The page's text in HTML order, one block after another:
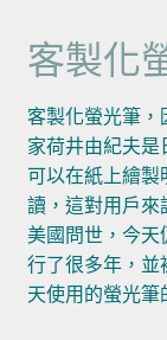
客製化
客製化螢光筆
家荷井由紀夫
可以在紙上繪
讀，這對用戶
美國問世，今天
行了很多年，
天使用的螢光筆